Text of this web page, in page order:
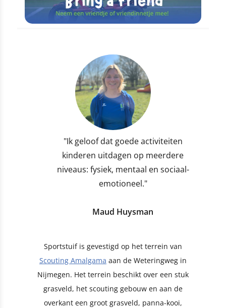
"Ik geloof dat goede activiteiten
kinderen uitdagen op meerdere
niveaus: fysiek, mentaal en sociaal-
emotioneel."
Maud Huysman
Sportstuif is gevestigd op het terrein van
Scouting Amalgama aan de Weteringweg in
Nijmegen. Het terrein beschikt over een stuk
grasveld, het scouting gebouw en aan de
overkant een groot grasveld, panna-kooi,